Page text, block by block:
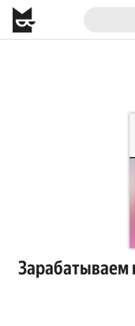
Зарабатываем